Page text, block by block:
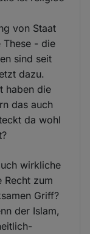
von Staat
These - die
sind seit
dazu.
haben die
das auch
da wohl
wirkliche
Recht zum
Griff?
der Islam,